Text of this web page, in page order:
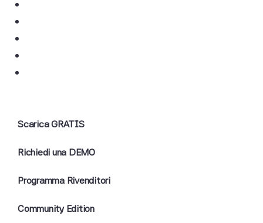
Scarica GRATIS
Richiedi una DEMO
Programma Rivenditori
Community Edition